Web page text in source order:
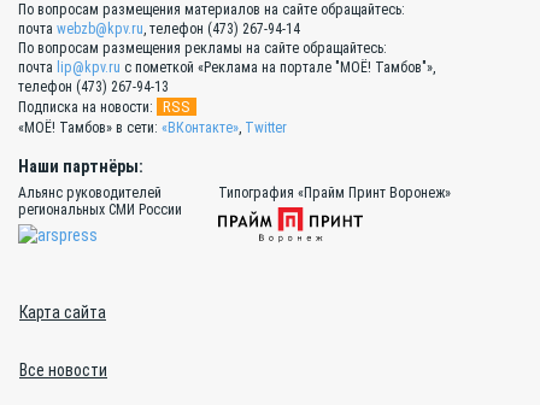
По вопросам размещения материалов на сайте обращайтесь:
почта webzb@kpv.ru, телефон (473) 267-94-14
По вопросам размещения рекламы на сайте обращайтесь:
почта lip@kpv.ru с пометкой «Реклама на портале "МОЁ! Тамбов"»,
телефон (473) 267-94-13
Подписка на новости:
RSS
«МОЁ! Тамбов» в сети: «ВКонтакте», Twitter
Наши партнёры:
Альянс руководителей
региональных СМИ России
Типография «Прайм Принт Воронеж»
Карта сайта
Все новости